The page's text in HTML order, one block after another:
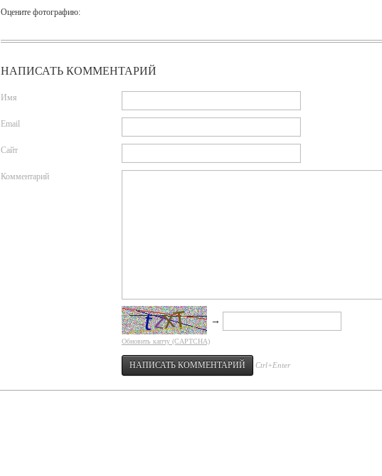
Оцените фотографию:
НАПИСАТЬ КОММЕНТАРИЙ
Имя
Email
Сайт
Комментарий
→
Обновить капчу (CAPTCHA)
Ctrl+Enter